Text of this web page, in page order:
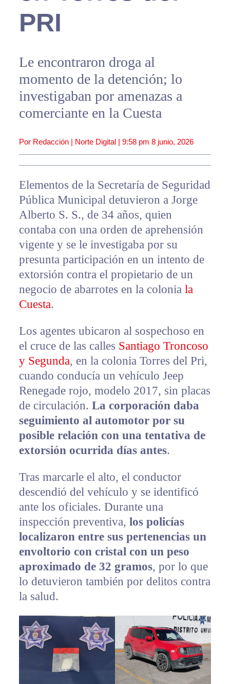
PRI
Le encontraron droga al
momento de la detención; lo
investigaban por amenazas a
comerciante en la Cuesta
Por Redacción | Norte Digital | 9:58 pm 8 junio, 2026
Elementos de la Secretaría de Seguridad
Pública Municipal detuvieron a Jorge
Alberto S. S., de 34 años, quien
contaba con una orden de aprehensión
vigente y se le investigaba por su
presunta participación en un intento de
extorsión contra el propietario de un
negocio de abarrotes en la colonia la
Cuesta.
Los agentes ubicaron al sospechoso en
el cruce de las calles Santiago Troncoso
y Segunda, en la colonia Torres del Pri,
cuando conducía un vehículo Jeep
Renegade rojo, modelo 2017, sin placas
de circulación. La corporación daba
seguimiento al automotor por su
posible relación con una tentativa de
extorsión ocurrida días antes.
Tras marcarle el alto, el conductor
descendió del vehículo y se identificó
ante los oficiales. Durante una
inspección preventiva, los policías
localizaron entre sus pertenencias un
envoltorio con cristal con un peso
aproximado de 32 gramos, por lo que
lo detuvieron también por delitos contra
la salud.